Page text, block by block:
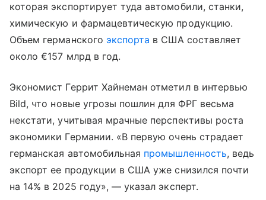
которая экспортирует туда автомобили, станки,
химическую и фармацевтическую продукцию.
Объем германского экспорта в США составляет
около €157 млрд в год.
Экономист Геррит Хайнеман отметил в интервью
Bild, что новые угрозы пошлин для ФРГ весьма
некстати, учитывая мрачные перспективы роста
экономики Германии. «В первую очень страдает
германская автомобильная промышленность, ведь
экспорт ее продукции в США уже снизился почти
на 14% в 2025 году», — указал эксперт.